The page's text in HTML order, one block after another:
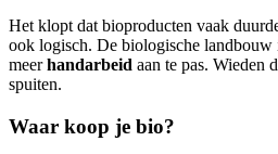
Het klopt dat bioproducten vaak
ook logisch. De biologische landbouw
meerhandarbeid aan te pas. Wieden
spuiten.
Waar koop je bio?